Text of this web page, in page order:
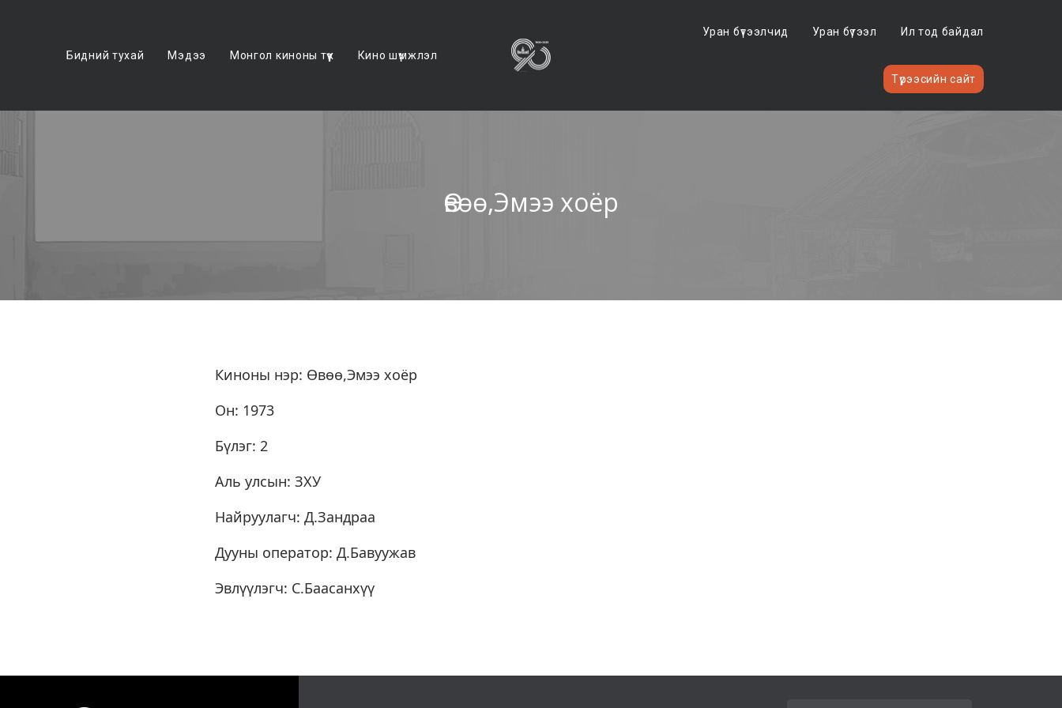
Бидний тухай Мэдээ Монгол киноны түүх Кино шүүмжлэл
Уран бүтээлчид Уран бүтээл Ил тод байдал
Түрээсийн сайт
Өвөө,Эмээ хоёр
Киноны нэр: Өвөө,Эмээ хоёр
Он: 1973
Бүлэг: 2
Аль улсын: ЗХУ
Найруулагч: Д.Зандраа
Дууны оператор: Д.Бавуужав
Эвлүүлэгч: С.Баасанхүү